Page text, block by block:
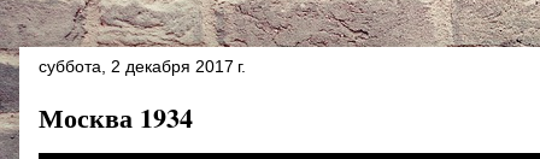
суббота, 2 декабря 2017 г.
Москва 1934